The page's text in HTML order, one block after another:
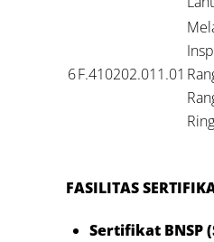
6F.410202.011.01
FASILITAS
Sertifikat BNSP